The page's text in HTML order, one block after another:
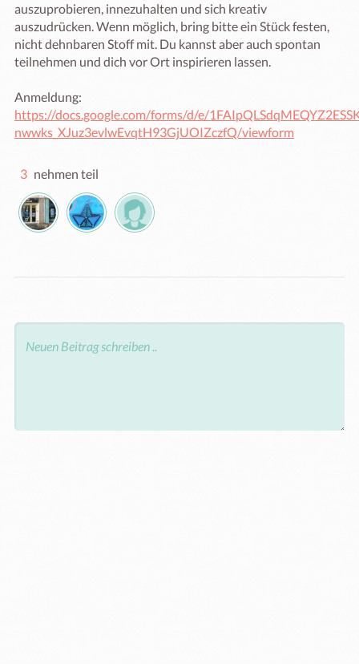
auszuprobieren, innezuhalten und sich kreativ
auszudrücken. Wenn möglich, bring bitte ein Stück festen,
nicht dehnbaren Stoff mit. Du kannst aber auch spontan
teilnehmen und dich vor Ort inspirieren lassen.
https://docs.google.com/forms/d/e/
nwwks_XJuz3evlwEvqtH93GjUOIZczfQ/viewform
3 nehmen teil